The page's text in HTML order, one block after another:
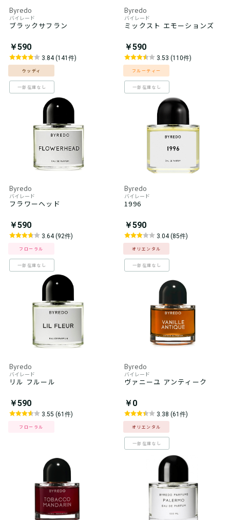
Byredo
バイレード
ブラックサフラン
￥590
3.84 (141件)
ウッディ
一部在庫なし
Byredo
バイレード
ミックスト エモーションズ
￥590
3.53 (110件)
フルーティー
一部在庫なし
Byredo
バイレード
フラワーヘッド
￥590
3.64 (92件)
フローラル
一部在庫なし
Byredo
バイレード
1996
￥590
3.04 (85件)
オリエンタル
一部在庫なし
Byredo
バイレード
リル フルール
￥590
3.55 (61件)
フローラル
Byredo
バイレード
ヴァニーユ アンティーク
￥0
3.38 (61件)
オリエンタル
一部在庫なし